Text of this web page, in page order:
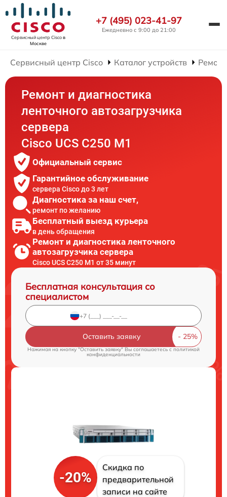
Сервисный центр Ciscoв
Москве
+7 (495) 023-41-97
Ежедневно с 9:00 до 21:00
Сервисный центр Cisco Каталог устройств
Ремонт и диагностика
ленточного автозагрузчика
сервера
Cisco UCS C250 M1
Официальный сервис
Гарантийное обслуживание
сервера Cisco до 3 лет
Диагностика за наш счет,
ремонт по желанию
Бесплатный выезд курьера
в день обращения
Ремонт и диагностика ленточного
автозагрузчика сервера
Cisco UCS C250 M1 от 35 минут
Бесплатная консультация со
специалистом
Оставить заявку
Нажимая на кнопку "Оставить заявку" Вы соглашаетесь cполитикой
конфиденциальности
-20%
Скидка по
предварительной
записи на сайте